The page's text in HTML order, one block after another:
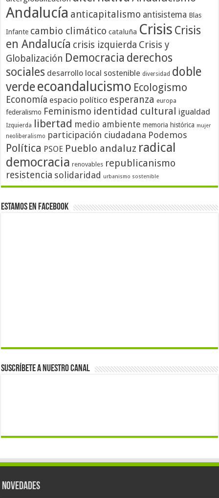
Andalucía anticapitalismo antisistema Blas
Infante cambio climático cataluña Crisis Crisis
en Andalucía crisis izquierda Crisis y
Globalización Democracia derechos
sociales desarrollo local sostenible diversidad doble
verdeecoandalucismo Ecologismo
Economía espacio político esperanza europa
federalismo Feminismo identidad cultural igualdad
Izquierda libertad medio ambiente memoria histórica mujer
neoliberalismo participación ciudadana Podemos
Política PSOE Pueblo andaluz radical
democracia renovables republicanismo
resistencia solidaridad urbanismo sostenible
Estamos en Facebook
Suscríbete a nuestro canal
Novedades